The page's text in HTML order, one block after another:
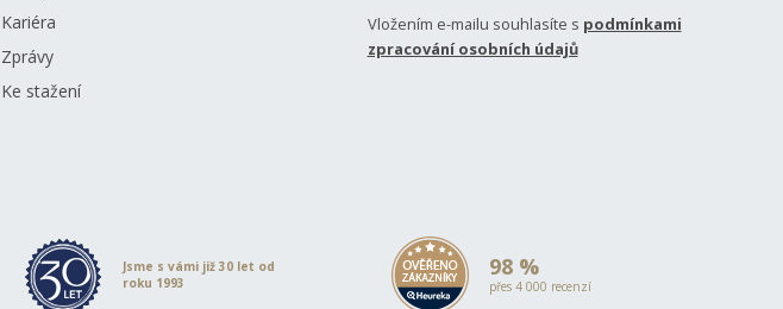
Kariéra
Zprávy
Ke stažení
Vložením e-mailu souhlasíte s podmínkami
zpracování osobních údajů
Jsme s vámi již 30 let od
roku 1993
98 %
přes 4 000 recenzí